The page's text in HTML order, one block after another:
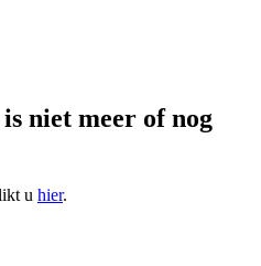
niet meer of nog
u hier.